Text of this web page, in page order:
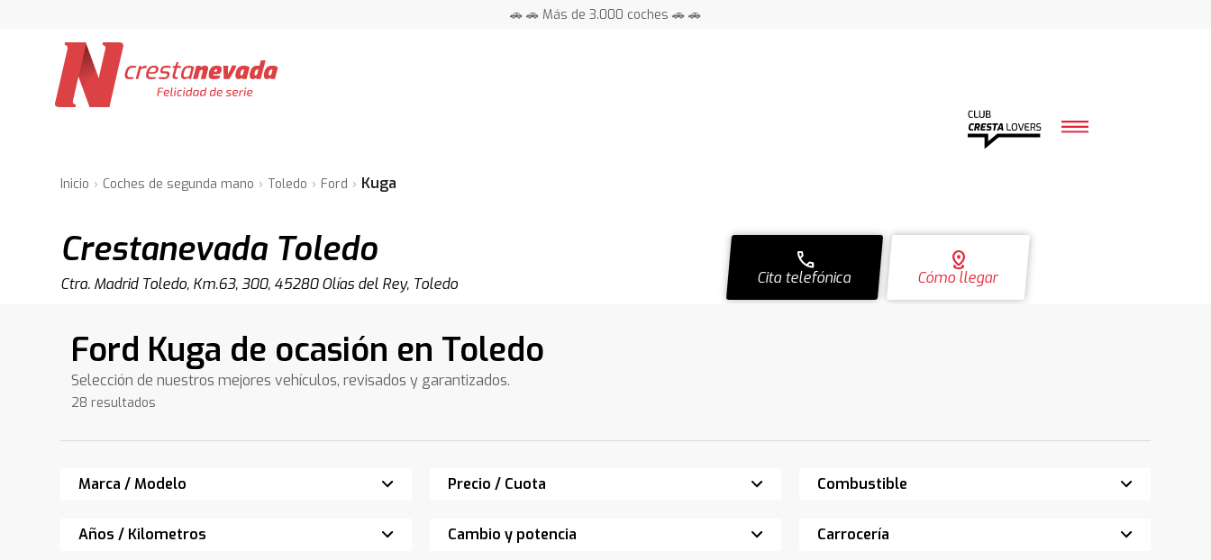
🚗 🚗 Más de 3.000 coches 🚗 🚗
Inicio Coches de segunda mano Toledo Ford Kuga
Crestanevada Toledo
Ctra. Madrid Toledo, Km.63, 300, 45280 Olías del Rey, Toledo
distance
Cómo llegar
call
Cita telefónica
Ford Kuga de ocasión en Toledo
Selección de nuestros mejores vehículos, revisados y garantizados.
28 resultados
Marca / Modelo Precio / Cuota Combustible
Años / Kilometros Cambio y potencia Carrocería